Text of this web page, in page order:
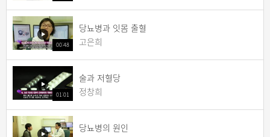
00:48
당뇨병과 잇몸 출혈
고은희
01:01
술과 저혈당
정창희
당뇨병의 원인